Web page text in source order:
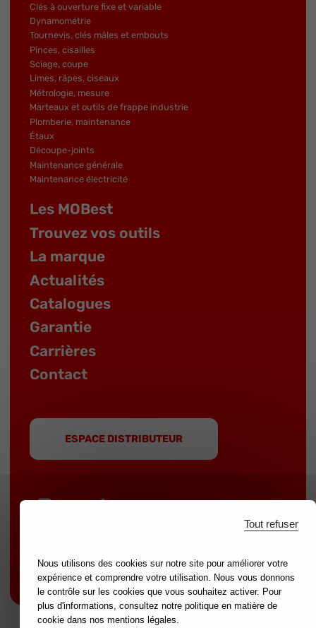
Clés à ouverture fixe et variable
Dynamométrie
Tournevis, clés mâles et embouts
Pinces, cisailles
Sciage, coupe
Limes, râpes, ciseaux
Métrologie, mesure
Marteaux et outils de frappe industrie
Plomberie, maintenance
Étaux
Découpe-joints
Maintenance générale
Maintenance électricité
Les MOBest
Trouvez vos outils
La marque
Actualités
Catalogues
Garantie
Carrières
Contact
ESPACE DISTRIBUTEUR
Mentions légales
Nous utilisons des cookies sur notre site pour améliorer votre
expérience et comprendre votre utilisation. Nous vous donnons
le contrôle sur les cookies que vous souhaitez activer. Pour
plus d'informations, consultez notre politique en matière de
cookie dans nos mentions légales.
Tout refuser